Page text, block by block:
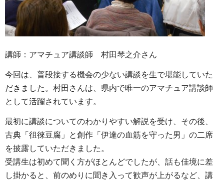
講師：アマチュア講談師 村田琴之介さん
今回は、普段接する機会の少ない講談を生で堪能していた
だきました。村田さんは、県内で唯一のアマチュア講談師
として活躍されています。
最初に講談についてのわかりやすい解説を受け、その後、
古典「徂徠豆腐」と創作「伊達の血筋を守った男」の二席
を披露していただきました。
受講生は初めて聞く方がほとんどでしたが、話も佳境に差
し掛かると、前のめりに聞き入って歓声が上がるなど、講